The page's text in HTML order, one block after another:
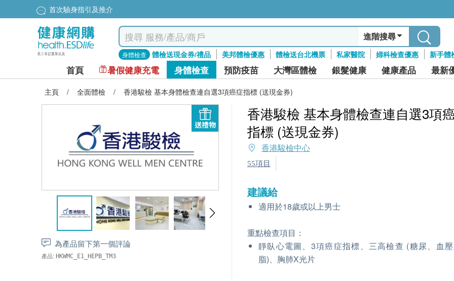
首次驗身指引及推介
進階搜尋
身體檢查 體檢送現金券/禮品 美邦體檢優惠 體檢送台北機票 私家醫院 婦科檢查優惠 新手體
首頁 暑假健康充電 身體檢查 預防疫苗 大灣區體檢 銀髮健康 健康產品 最新
主頁 / 全面體檢 / 香港駿檢 基本身體檢查連自選3項癌症指標 (送現金券)
送禮物
為產品留下第一個評論
產品: HKWMC_E1_HEPB_TM3
香港駿檢 基本身體檢查連自選3項
指標 (送現金券)
香港駿檢中心
55項目
建議給
適用於18歲或以上男士
重點檢查項目：
靜臥心電圖、3項癌症指標、三高檢查 (糖尿、血
脂)、胸肺X光片